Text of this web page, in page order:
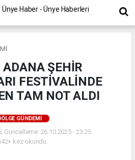
ADANA ŞEHİR
FESTİVALİNDE
TAM NOT ALDI
GÜNDEMİ
Güncelleme: 26.10.2025 - 23:25
kez okundu.